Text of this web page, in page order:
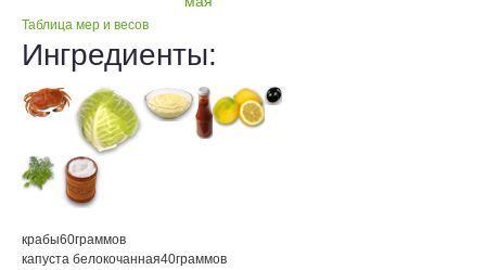
Таблица мер и весов
Ингредиенты:
крабы60граммов
капуста белокочанная40граммов